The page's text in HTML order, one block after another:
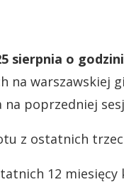
sierpnia o
na warszawskiej
na poprzedniej
z ostatnich
12